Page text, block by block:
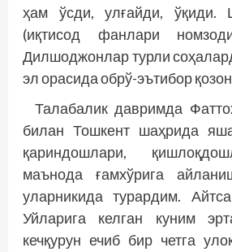
ҳам ўсди, улғайди, ўқиди.
(иқтисод фанлари
Дилшоджонлар турли
эл орасида обрў-эътибор
Талабалик давримда
билан Тошкент шаҳрида
қариндошлари,
маънода ғамхўрига
уларникида турардим.
Уйларига келган куним
кечқурун ечиб бир четга